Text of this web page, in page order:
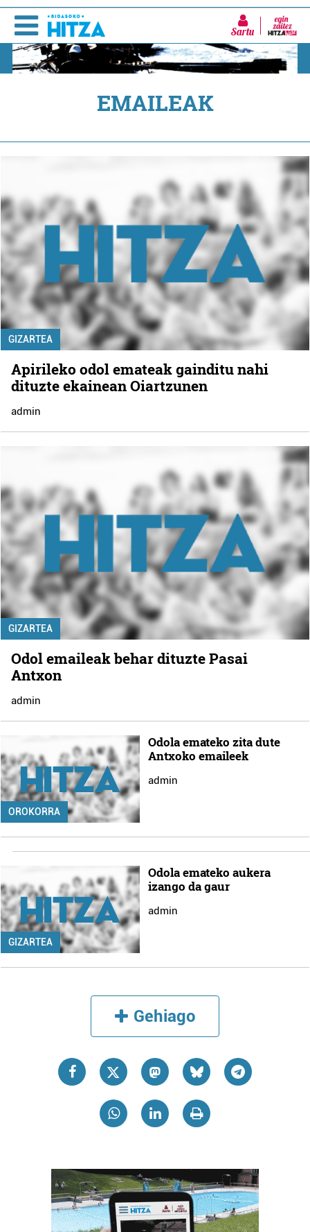
Sartu
EMAILEAK
GIZARTEA
Apirileko odol emateak gainditu nahi
dituzte ekainean Oiartzunen
admin
GIZARTEA
Odol emaileak behar dituzte Pasai
Antxon
admin
OROKORRA
Odola emateko zita dute
Antxoko emaileek
admin
GIZARTEA
Odola emateko aukera
izango da gaur
admin
Gehiago